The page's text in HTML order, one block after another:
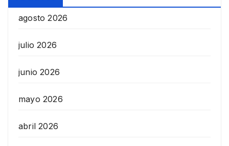
agosto 2026
julio 2026
junio 2026
mayo 2026
abril 2026